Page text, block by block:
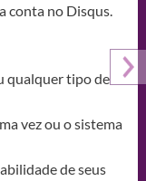
conta no Disqus.
qualquer tipo de
vez ou o sistema
de seus